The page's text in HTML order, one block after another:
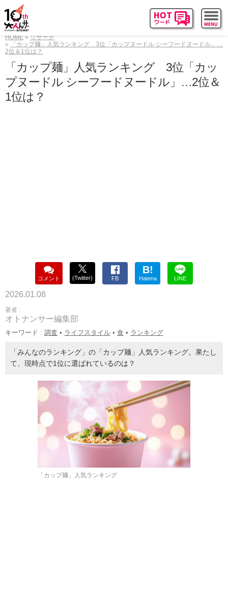
HOME
リサーチ
「カップ麺」人気ランキング 3位「カップヌードル シーフードヌードル」…
2位＆1位は？
「カップ麺」人気ランキング 3位「カッ
プヌードル シーフードヌードル」…2位＆
1位は？
コメント (Twitter) FB
B!
Hatena LINE
2026.01.08
著者 :
オトナンサー編集部
キーワード : 調査 • ライフスタイル • 食 • ランキング
「みんなのランキング」の「カップ麺」人気ランキング。果たし
て、現時点で1位に選ばれているのは？
「カップ麺」人気ランキング